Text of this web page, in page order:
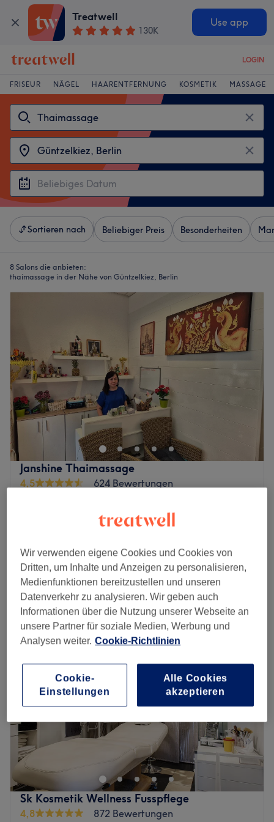
Treatwell
130K
Use app
LOGIN
FRISEUR NÄGEL HAARENTFERNUNG KOSMETIK MASSAGE
Sortieren nach Beliebiger Preis Besonderheiten
8 Salons die anbieten:
thaimassage in der Nähe von Güntzelkiez, Berlin
Janshine Thaimassage
4,5
624 Bewertungen
Traditionelle Thai Massage für Damen
30 Min. - 1 Std. 30 Min.
Traditionelle Thai Massage für Herren
30 Min. - 1 Std. 30 Min.
ab
Schnellansicht Saloninfos
Montag 10:00–20:00
Dienstag
10:00– 20:00
Mittwoch
Freitag
10:00–20:00
Samstag
10:00–20:00
Fix und alle? Dann lohnt sich eine wohltuende und
heilende Massage bei Janshine Thaimassage in Berlin-
Wilmersdorf. Das Massage-Studio in der Blissestraße 32
ist ein Ort der Ruhe und Sensibilität von Dingen, die dir
im Alltag immer wieder verloren gehen. Tu' dir etwas
Gutes und buch dir einfach mit Treatwell deinen
Wunschtermin!
Sk Kosmetik Wellness Fusspflege
4,8
872 Bewertungen
Wir verwenden eigene Cookies und Cookies von
Dritten, um Inhalte und Anzeigen zu personalisieren,
Medienfunktionen bereitzustellen und unseren
Datenverkehr zu analysieren. Wir geben auch
Informationen über die Nutzung unserer Webseite an
unsere Partner für soziale Medien, Werbung und
Analysen weiter. Cookie-Richtlinien
Cookie-
Einstellungen
Alle Cookies
akzeptieren